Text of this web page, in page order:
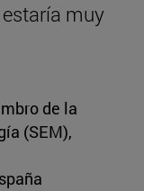
muy
de la
(SEM),